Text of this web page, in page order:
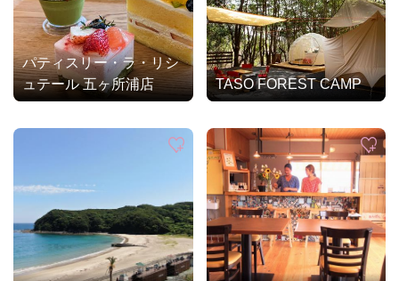
パティスリー・ラ・リシ
ュテール 五ヶ所浦店
TASO FOREST CAMP